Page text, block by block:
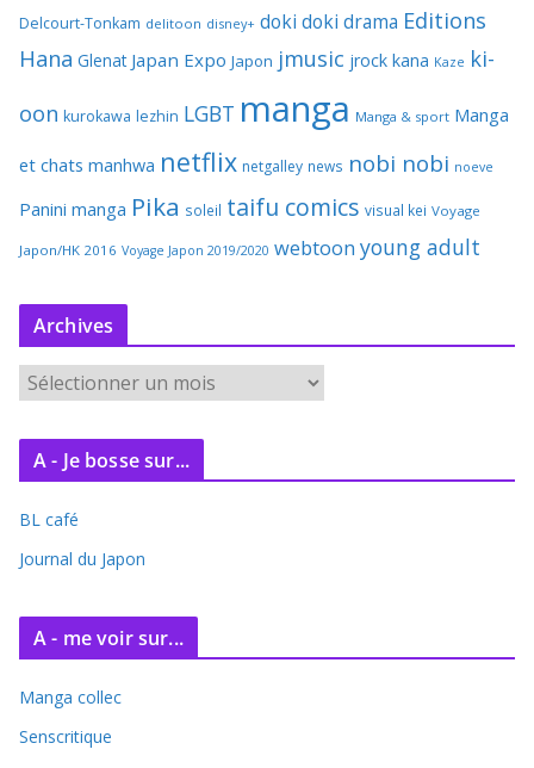
Delcourt-Tonkam delitoon disney+ doki doki drama Editions
Hana Glenat Japan Expo Japon jmusic jrock kana Kaze ki-
oon kurokawa lezhin LGBT manga Manga & sport Manga
et chats manhwa netflix netgalley news nobi nobi noeve
Panini manga Pika soleil taifu comics visual kei Voyage
Japon/HK 2016 Voyage Japon 2019/2020 webtoon young adult
Archives
c
v
e
A - Je bosse sur...
BL café
Journal du Japon
A - me voir sur...
Manga collec
Senscritique